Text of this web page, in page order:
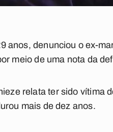
anos, denunciou o ex-
meio de uma nota da
relata ter sido vítima
mais de dez anos.